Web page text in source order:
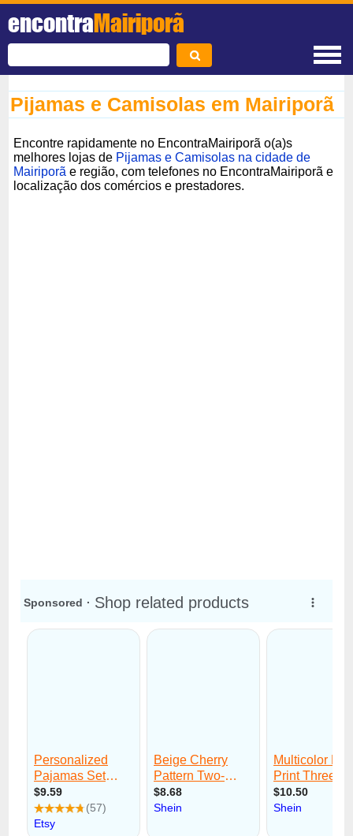
encontraMairiporã
Pijamas e Camisolas em Mairiporã
Encontre rapidamente no EncontraMairiporã o(a)s
melhores lojas de Pijamas e Camisolas na cidade de
Mairiporã e região, com telefones no EncontraMairiporã e
localização dos comércios e prestadores.